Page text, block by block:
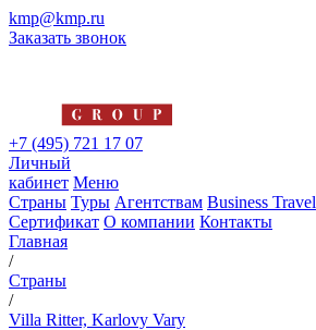
kmp@kmp.ru
Заказать звонок
+7 (495) 721 17 07
Личный
кабинет Меню
Страны Туры Агентствам Business Travel
Сертификат О компании Контакты
Главная
/
Страны
/
Villa Ritter, Karlovy Vary